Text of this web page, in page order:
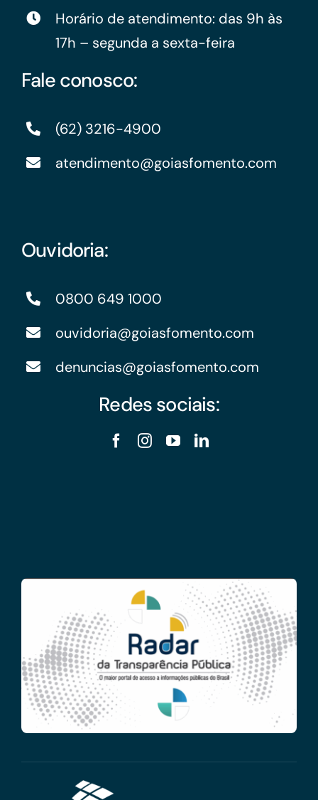
Horário de atendimento: das 9h às
17h – segunda a sexta-feira
Fale conosco:
(62) 3216-4900
atendimento@goiasfomento.com
Ouvidoria:
0800 649 1000
ouvidoria@goiasfomento.com
denuncias@goiasfomento.com
Redes sociais: